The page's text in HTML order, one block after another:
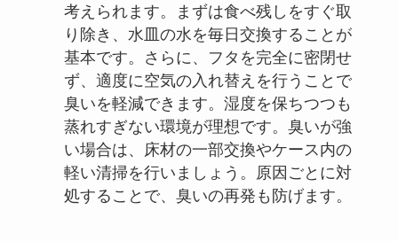
考えられます。まずは食べ残しをすぐ取
り除き、水皿の水を毎日交換することが
基本です。さらに、フタを完全に密閉せ
ず、適度に空気の入れ替えを行うことで
臭いを軽減できます。湿度を保ちつつも
蒸れすぎない環境が理想です。臭いが強
い場合は、床材の一部交換やケース内の
軽い清掃を行いましょう。原因ごとに対
処することで、臭いの再発も防げます。